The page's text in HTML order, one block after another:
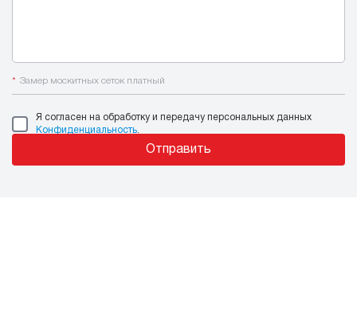
* Замер москитных сеток платный
Я согласен на обработку и передачу персональных данных
Конфиденциальность
Отправить